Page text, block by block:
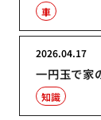
車
一円玉で家
2026.04.17
知識